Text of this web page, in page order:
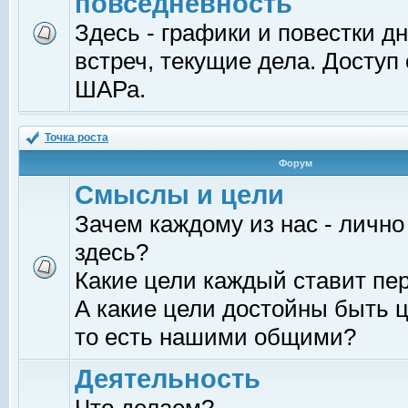
Здесь - графики и повестки
встреч, текущие дела.
ШАРа.
Точка роста
Форум
Смыслы и цели
Зачем каждому из нас -
здесь?
Какие цели каждый ставит
А какие цели достойны быть
то есть нашими общими?
Деятельность